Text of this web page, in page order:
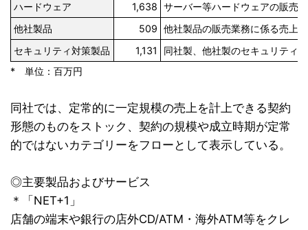
ハードウェア
1,638
サーバー等ハードウェアの販売
他社製品
509
他社製品の販売業務に係る売上
セキュリティ対策製品
1,131
同社製、他社製のセキュリティ
* 単位：百万円
同社では、定常的に一定規模の売上を計上できる契約
形態のものをストック、契約の規模や成立時期が定常
的ではないカテゴリーをフローとして表示している。
◎主要製品およびサービス
＊
「NET+1」
店舗の端末や銀行の店外CD/ATM・海外ATM等をクレ